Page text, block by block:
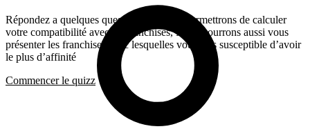
Répondez a quelques questions qui nous permettrons de calculer
votre compatibilité avec les franchises, Nous pourrons aussi vous
présenter les franchises avec lesquelles vous êtes susceptible d’avoir
le plus d’affinité
Commencer le quizz